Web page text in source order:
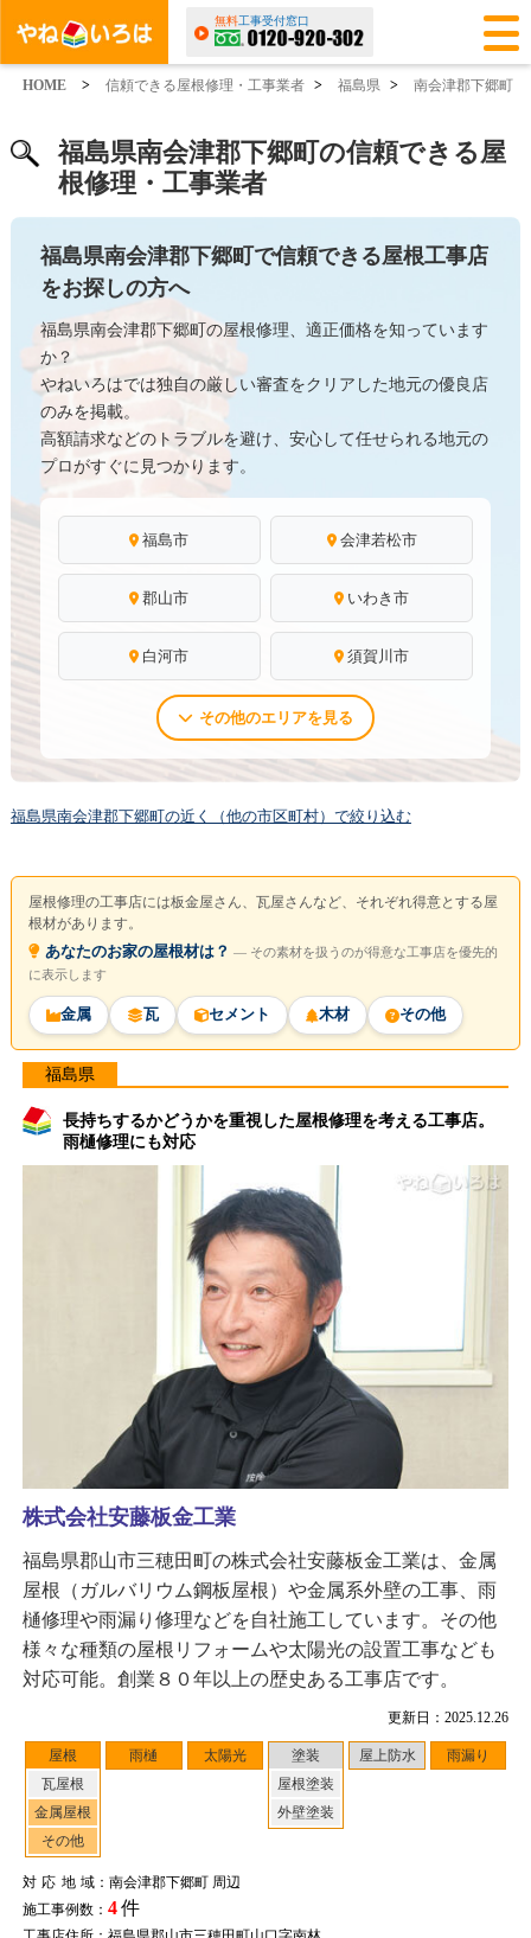
無料工事受付窓口
HOME > 信頼できる屋根修理・工事業者 > 福島県 > 南会津郡下郷町
福島県南会津郡下郷町の信頼できる屋
根修理・工事業者
福島県南会津郡下郷町で信頼できる屋根工事店
をお探しの方へ
福島県南会津郡下郷町の屋根修理、適正価格を知っています
か？
やねいろはでは独自の厳しい審査をクリアした地元の優良店
のみを掲載。
高額請求などのトラブルを避け、安心して任せられる地元の
プロがすぐに見つかります。
福島市 会津若松市
郡山市 いわき市
白河市 須賀川市
その他のエリアを見る
福島県南会津郡下郷町の近く（他の市区町村）で絞り込む
屋根修理の工事店には板金屋さん、瓦屋さんなど、それぞれ得意とする屋
根材があります。
あなたのお家の屋根材は？ ― その素材を扱うのが得意な工事店を優先的
に表示します
金属 瓦 セメント 木材 その他
福島県
長持ちするかどうかを重視した屋根修理を考える工事店。
雨樋修理にも対応
更新日：2025.12.26
屋根
瓦屋根
金属屋根
その他
雨樋 太陽光
塗装
屋根塗装
外壁塗装
屋上防水 雨漏り
対応地域：南会津郡下郷町 周辺
施工事例数： 4件
株式会社安藤板金工業
福島県郡山市三穂田町の株式会社安藤板金工業は、金属
屋根（ガルバリウム鋼板屋根）や金属系外壁の工事、雨
樋修理や雨漏り修理などを自社施工しています。その他
様々な種類の屋根リフォームや太陽光の設置工事なども
対応可能。創業８０年以上の歴史ある工事店です。